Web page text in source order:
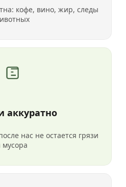
кофе, вино, жир, следы
аккуратно
нас не остается грязи
мусора